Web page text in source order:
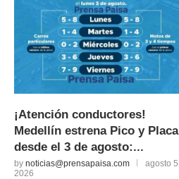
¡Atención conductores!
Medellín estrena Pico y Placa
desde el 3 de agosto:...
by noticias@prensapaisa.com
agosto 5,
2026